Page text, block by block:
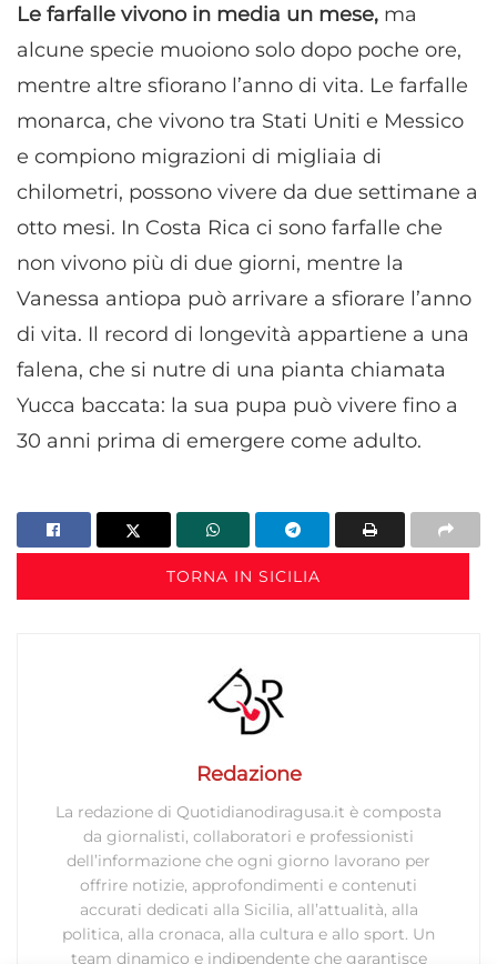
Le farfalle vivono in media un mese, ma
alcune specie muoiono solo dopo poche ore,
mentre altre sfiorano l’anno di vita. Le farfalle
monarca, che vivono tra Stati Uniti e Messico
e compiono migrazioni di migliaia di
chilometri, possono vivere da due settimane a
otto mesi. In Costa Rica ci sono farfalle che
non vivono più di due giorni, mentre la
Vanessa antiopa può arrivare a sfiorare l’anno
di vita. Il record di longevità appartiene a una
falena, che si nutre di una pianta chiamata
Yucca baccata: la sua pupa può vivere fino a
30 anni prima di emergere come adulto.
TORNA IN SICILIA
Redazione
La redazione di Quotidianodiragusa.it è composta
da giornalisti, collaboratori e professionisti
dell’informazione che ogni giorno lavorano per
offrire notizie, approfondimenti e contenuti
accurati dedicati alla Sicilia, all’attualità, alla
politica, alla cronaca, alla cultura e allo sport. Un
team dinamico e indipendente che garantisce